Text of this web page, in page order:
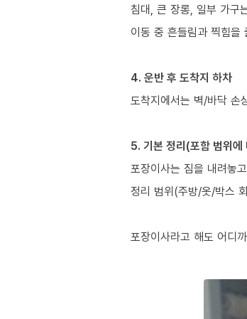
침대, 큰 장롱, 일부 가구
이동 중 흔들림과 찍힘을
4. 운반 후 도착지 하차
도착지에서는 벽/바닥 손
5. 기본 정리(포함 범위에
포장이사는 짐을 내려놓
정리 범위(주방/옷/박스
포장이사라고 해도 어디